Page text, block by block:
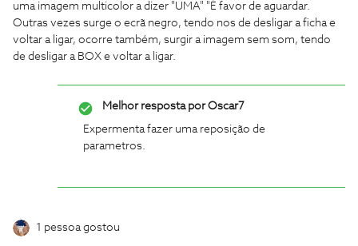
uma imagem multicolor a dizer "UMA" "É favor de aguardar.
Outras vezes surge o ecrã negro, tendo nos de desligar a ficha e
voltar a ligar, ocorre também, surgir a imagem sem som, tendo
de desligar a BOX e voltar a ligar.
Melhor resposta porOscar7
Expermenta fazer uma reposição de
parametros.
1 pessoa gostou